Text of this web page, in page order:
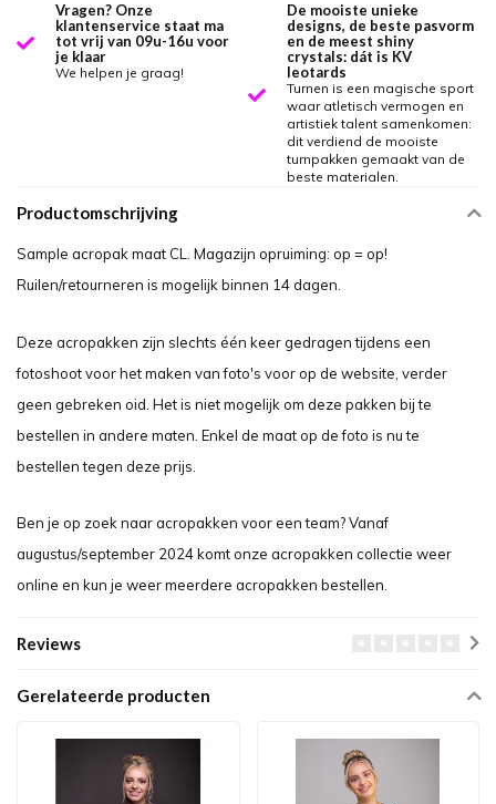
Vragen? Onze
klantenservice staat ma
tot vrij van 09u-16u voor
je klaar
We helpen je graag!
De mooiste unieke
designs, de beste pasvorm
en de meest shiny
crystals: dát is KV
leotards
Turnen is een magische sport
waar atletisch vermogen en
artistiek talent samenkomen:
dit verdiend de mooiste
turnpakken gemaakt van de
beste materialen.
Productomschrijving
Sample acropak maat CL. Magazijn opruiming: op = op!
Ruilen/retourneren is mogelijk binnen 14 dagen.
Deze acropakken zijn slechts één keer gedragen tijdens een
fotoshoot voor het maken van foto's voor op de website, verder
geen gebreken oid. Het is niet mogelijk om deze pakken bij te
bestellen in andere maten. Enkel de maat op de foto is nu te
bestellen tegen deze prijs.
Ben je op zoek naar acropakken voor een team? Vanaf
augustus/september 2024 komt onze acropakken collectie weer
online en kun je weer meerdere acropakken bestellen.
Reviews
Gerelateerde producten